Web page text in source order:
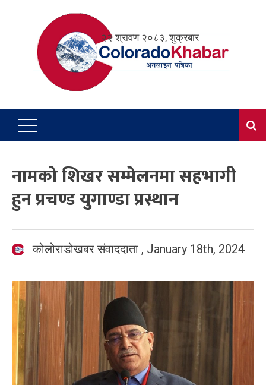
२२ श्रावण २०८३, शुक्रबार
नामको शिखर सम्मेलनमा सहभागी
हुन प्रचण्ड युगाण्डा प्रस्थान
कोलोराडोखबर संवाददाता , January 18th, 2024